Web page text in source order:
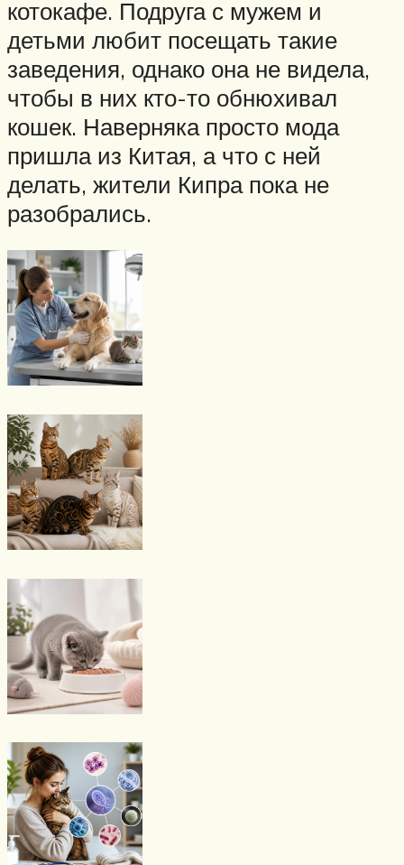
котокафе. Подруга с мужем и
детьми любит посещать такие
заведения, однако она не видела,
чтобы в них кто-то обнюхивал
кошек. Наверняка просто мода
пришла из Китая, а что с ней
делать, жители Кипра пока не
разобрались.